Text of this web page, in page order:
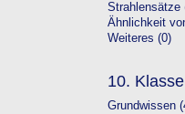
Strahlensätze
Ähnlichkeit
Weiteres (0)
10. Klasse
Grundwissen